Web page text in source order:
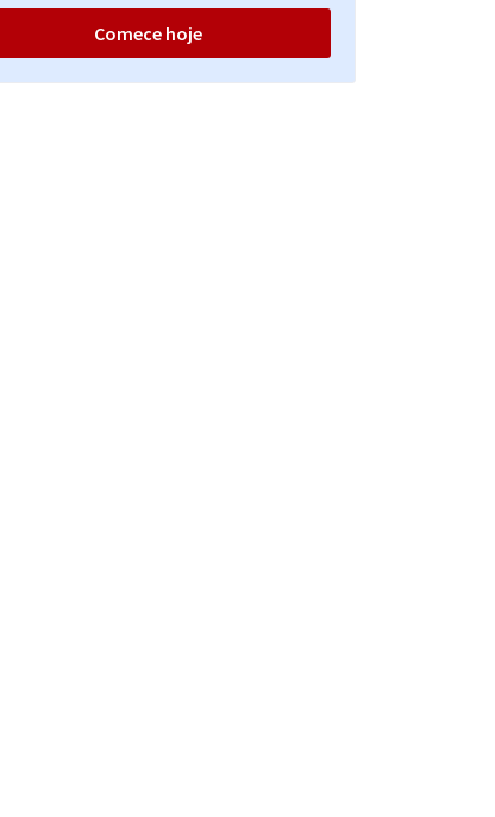
Comece hoje